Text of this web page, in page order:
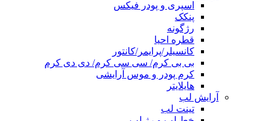
اسپری و پودر فیکس
پنکک
رژگونه
قطره احیا
کانسیلر/پرایمر/کانتور
بی بی کرم/ سی سی کرم/ دی دی کرم
کرم پودر و موس آرایشی
هایلایتر
آرایش لب
تینت لب